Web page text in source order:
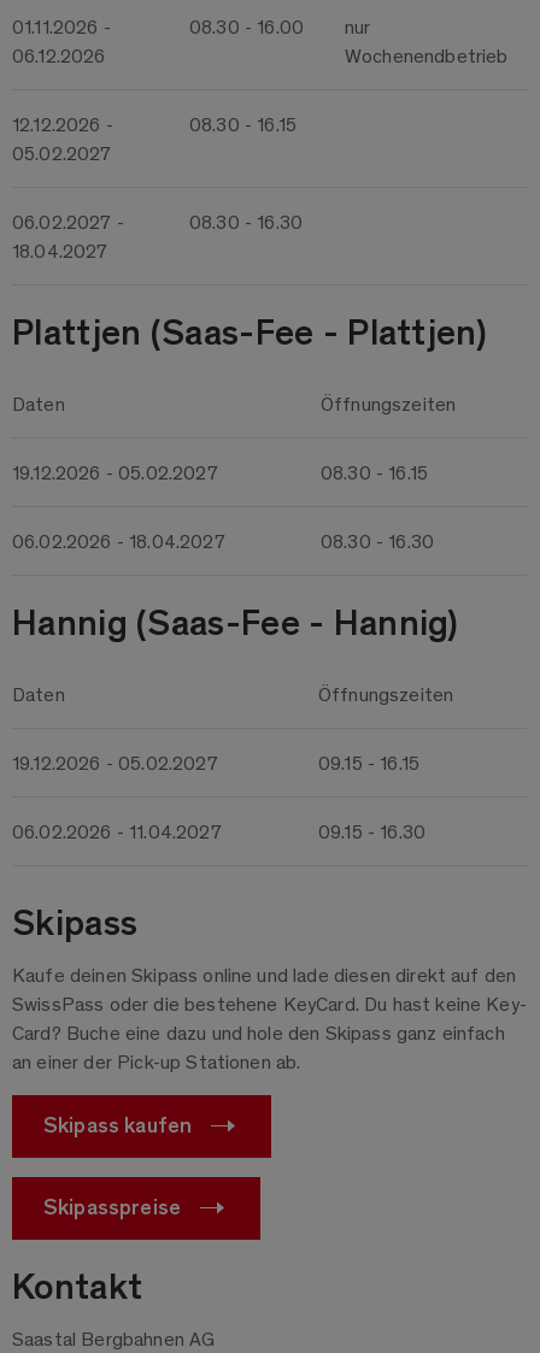
01.11.2026 -
06.12.2026
08.30 - 16.00
nur
Wochenendbetrieb
12.12.2026 -
05.02.2027
08.30 - 16.15
06.02.2027 -
18.04.2027
08.30 - 16.30
Plattjen (Saas-Fee - Plattjen)
Daten Öffnungszeiten
19.12.2026 - 05.02.2027 08.30 - 16.15
06.02.2026 - 18.04.2027 08.30 - 16.30
Hannig (Saas-Fee - Hannig)
Daten Öffnungszeiten
19.12.2026 - 05.02.2027 09.15 - 16.15
06.02.2026 - 11.04.2027 09.15 - 16.30
Skipass
Kaufe deinen Skipass online und lade diesen direkt auf den
SwissPass oder die bestehene KeyCard. Du hast keine Key-
Card? Buche eine dazu und hole den Skipass ganz einfach
an einer der Pick-up Stationen ab.
Skipass kaufen
Skipasspreise
Kontakt
Saastal Bergbahnen AG